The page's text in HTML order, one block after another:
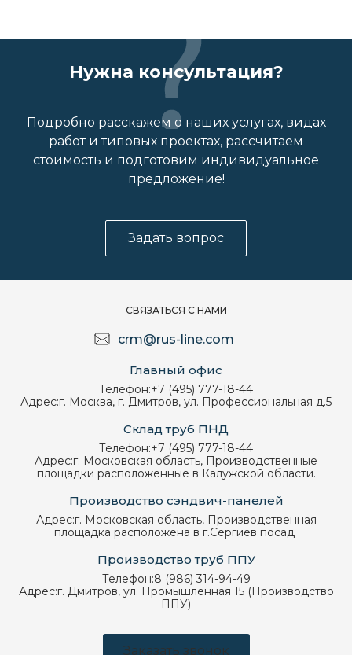
Нужна консультация?
Подробно расскажем о наших услугах, видах
работ и типовых проектах, рассчитаем
стоимость и подготовим индивидуальное
предложение!
Задать вопрос
СВЯЗАТЬСЯ С НАМИ
crm@rus-line.com
Главный офис
Телефон:+7 (495) 777-18-44
Адрес:г. Москва, г. Дмитров, ул. Профессиональная д.5
Склад труб ПНД
Телефон:+7 (495) 777-18-44
Адрес:г. Московская область, Производственные
площадки расположенные в Калужской области.
Производство сэндвич-панелей
Адрес:г. Московская область, Производственная
площадка расположена в г.Сергиев посад
Производство труб ППУ
Телефон:8 (986) 314-94-49
Адрес:г. Дмитров, ул. Промышленная 15 (Производство
ППУ)
Заказать звонок